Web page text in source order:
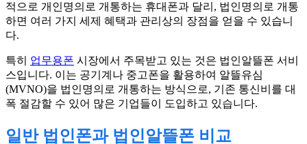
적으로 개인명의로 개통하는 휴대폰과 달리, 법인명의로 개통
하면 여러 가지 세제 혜택과 관리상의 장점을 얻을 수 있습니
다.
특히 업무용폰 시장에서 주목받고 있는 것은 법인알뜰폰 서비
스입니다. 이는 공기계나 중고폰을 활용하여 알뜰유심
(MVNO)을 법인명의로 개통하는 방식으로, 기존 통신비를 대
폭 절감할 수 있어 많은 기업들이 도입하고 있습니다.
일반 법인폰과 법인알뜰폰 비교